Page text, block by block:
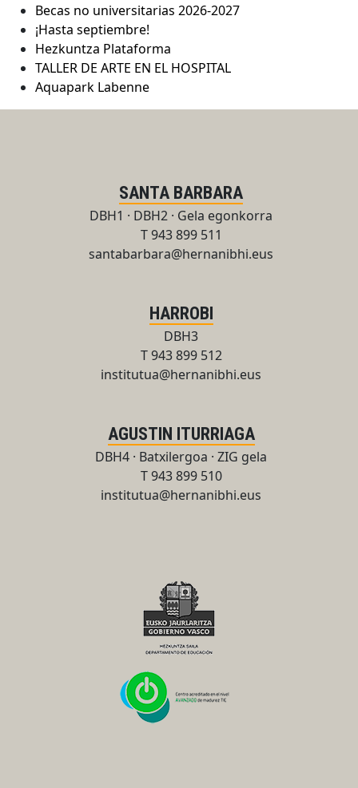
Becas no universitarias 2026-2027
¡Hasta septiembre!
Hezkuntza Plataforma
TALLER DE ARTE EN EL HOSPITAL
Aquapark Labenne
SANTA BARBARA
DBH1 · DBH2 · Gela egonkorra
T 943 899 511
santabarbara@hernanibhi.eus
HARROBI
DBH3
T 943 899 512
institutua@hernanibhi.eus
AGUSTIN ITURRIAGA
DBH4 · Batxilergoa · ZIG gela
T 943 899 510
institutua@hernanibhi.eus